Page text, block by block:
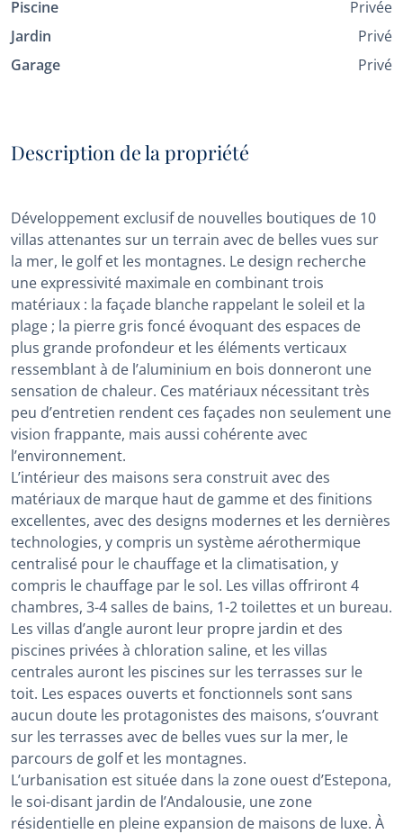
Piscine
Privée
Jardin
Privé
Garage
Privé
Description de la propriété
Développement exclusif de nouvelles boutiques de 10
villas attenantes sur un terrain avec de belles vues sur
la mer, le golf et les montagnes. Le design recherche
une expressivité maximale en combinant trois
matériaux : la façade blanche rappelant le soleil et la
plage ; la pierre gris foncé évoquant des espaces de
plus grande profondeur et les éléments verticaux
ressemblant à de l’aluminium en bois donneront une
sensation de chaleur. Ces matériaux nécessitant très
peu d’entretien rendent ces façades non seulement une
vision frappante, mais aussi cohérente avec
l’environnement.
L’intérieur des maisons sera construit avec des
matériaux de marque haut de gamme et des finitions
excellentes, avec des designs modernes et les dernières
technologies, y compris un système aérothermique
centralisé pour le chauffage et la climatisation, y
compris le chauffage par le sol. Les villas offriront 4
chambres, 3-4 salles de bains, 1-2 toilettes et un bureau.
Les villas d’angle auront leur propre jardin et des
piscines privées à chloration saline, et les villas
centrales auront les piscines sur les terrasses sur le
toit. Les espaces ouverts et fonctionnels sont sans
aucun doute les protagonistes des maisons, s’ouvrant
sur les terrasses avec de belles vues sur la mer, le
parcours de golf et les montagnes.
L’urbanisation est située dans la zone ouest d’Estepona,
le soi-disant jardin de l’Andalousie, une zone
résidentielle en pleine expansion de maisons de luxe. À